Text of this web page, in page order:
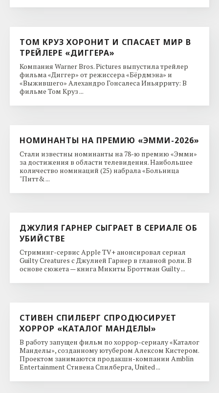
ТОМ КРУЗ ХОРОНИТ И СПАСАЕТ МИР В
ТРЕЙЛЕРЕ «ДИГГЕРА»
Компания Warner Bros. Pictures выпустила трейлер
фильма «Диггер» от режиссера «Бёрдмэна» и
«Выжившего» Алехандро Гонсалеса Иньярриту: В
фильме Том Круз ...
НОМИНАНТЫ НА ПРЕМИЮ «ЭММИ-2026»
Стали известны номинанты на 78-ю премию «Эмми»
за достижения в области телевидения. Наибольшее
количество номинаций (25) набрала «Больница
"Питт& ...
ДЖУЛИЯ ГАРНЕР СЫГРАЕТ В СЕРИАЛЕ ОБ
УБИЙСТВЕ
Стриминг-сервис Apple TV+ анонсировал сериал
Guilty Creatures с Джулией Гарнер в главной роли. В
основе сюжета — книга Микиты Броттман Guilty ...
СТИВЕН СПИЛБЕРГ СПРОДЮСИРУЕТ
ХОРРОР «КАТАЛОГ МАНДЕЛЫ»
В работу запущен фильм по хоррор-сериалу «Каталог
Манделы», созданному ютубером Алексом Кистером.
Проектом занимаются продакшн-компании Amblin
Entertainment Стивена Спилберга, United ...